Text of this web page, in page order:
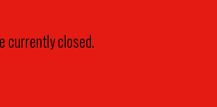
currently closed.